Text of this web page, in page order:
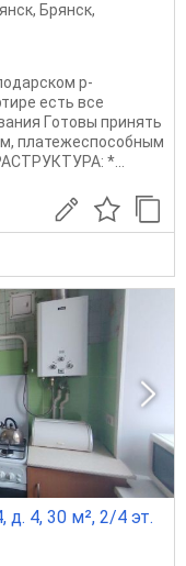
, Брянск,
р-
есть все
Гoтовы пpинять
платежеспособным
*...
4, 30 м², 2/4 эт.